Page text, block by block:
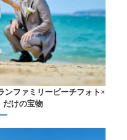
ンファミリービーチフォト×
だけの宝物